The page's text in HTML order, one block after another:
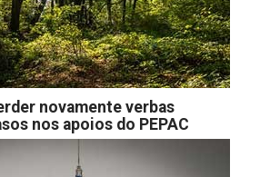
novamente verbas
nos apoios do PEPAC